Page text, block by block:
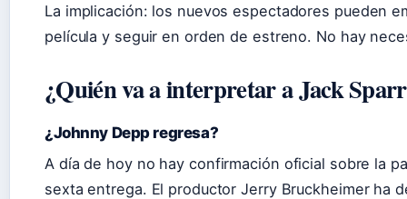
La implicación: los nuevos espectadores pueden
película y seguir en orden de estreno. No hay
¿Quién va a interpretar a Jack
¿Johnny Depp regresa?
A día de hoy no hay confirmación oficial sobre la
sexta entrega. El productor Jerry Bruckheimer ha